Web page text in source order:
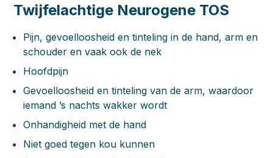
Twijfelachtige Neurogene TOS
Pijn, gevoelloosheid en tinteling in de hand, arm en
schouder en vaak ook de nek
Hoofdpijn
Gevoelloosheid en tinteling van de arm, waardoor
iemand ’s nachts wakker wordt
Onhandigheid met de hand
Niet goed tegen kou kunnen